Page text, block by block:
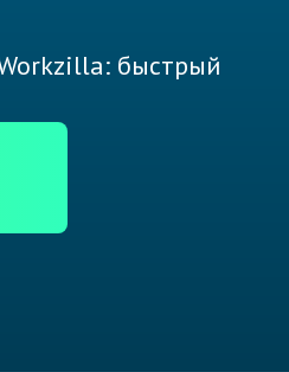
быстрый